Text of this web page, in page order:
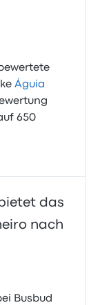
Águia
650
das
nach
Busbud